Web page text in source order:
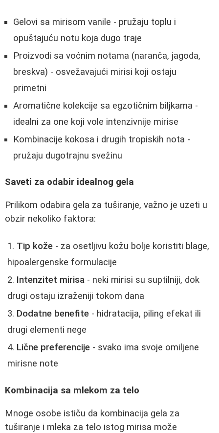
Gelovi sa mirisom vanile - pružaju toplu i
opuštajuću notu koja dugo traje
Proizvodi sa voćnim notama (naranča, jagoda,
breskva) - osvežavajući mirisi koji ostaju
primetni
Aromatične kolekcije sa egzotičnim biljkama -
idealni za one koji vole intenzivnije mirise
Kombinacije kokosa i drugih tropiskih nota -
pružaju dugotrajnu svežinu
Saveti za odabir idealnog gela
Prilikom odabira gela za tuširanje, važno je uzeti u
obzir nekoliko faktora:
Tip kože - za osetljivu kožu bolje koristiti blage,
hipoalergenske formulacije
Intenzitet mirisa - neki mirisi su suptilniji, dok
drugi ostaju izraženiji tokom dana
Dodatne benefite - hidratacija, piling efekat ili
drugi elementi nege
Lične preferencije - svako ima svoje omiljene
mirisne note
Kombinacija sa mlekom za telo
Mnoge osobe ističu da kombinacija gela za
tuširanje i mleka za telo istog mirisa može